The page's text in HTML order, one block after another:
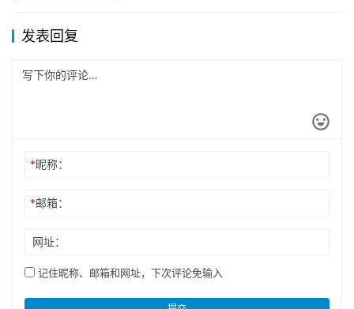
发表回复
*昵称：
*邮箱：
网址：
记住昵称、邮箱和网址，下次评论免输入